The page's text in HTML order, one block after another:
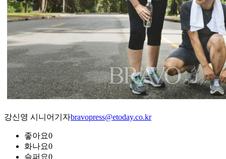
강신영 시니어기자bravopress@etoday.co.kr
좋아요0
화나요0
슬퍼요0